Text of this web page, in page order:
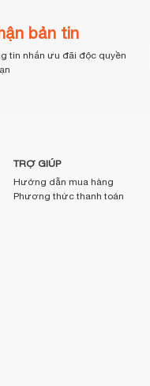
bản tin
tin nhắn ưu đãi độc quyền
TRỢ GIÚP
Hướng dẫn mua hàng
Phương thức thanh toán